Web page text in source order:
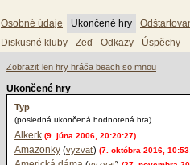
Osobné údaje Ukončené hry
Diskusné kluby
Zeď Odkazy Úspěchy
Zobraziť len hry hráča beach so mnou
Ukončené hry
Typ
(posledná ukončená hodnotená hra)
Alkerk (9. júna 2006, 20:20:27)
Amazonky (vyzvať) (7. októbra 2016,